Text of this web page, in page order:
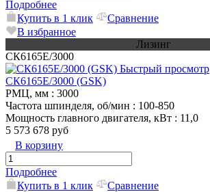
Подробнее
Купить в 1 клик
Сравнение
В избранное
Лизинг
СК6165E/3000
Быстрый просмотр
СК6165E/3000 (GSK)
РМЦ, мм : 3000
Частота шпинделя, об/мин : 100-850
Мощность главного двигателя, кВт : 11,0
5 573 678 руб
В корзину
Подробнее
Купить в 1 клик
Сравнение